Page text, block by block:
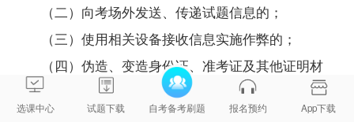
（二）向考场外发送、传递试题信息的；
（三）使用相关设备接收信息实施作弊的；
（四）伪造、变造身份证、准考证及其他证明材
料，由他人代替或者代替考生参加考试的。
选课中心 试题下载 自考备考刷题 报名预约 App下载